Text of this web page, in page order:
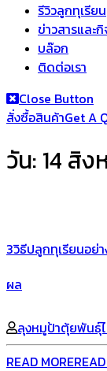
รีวิวลูกทุเรียน
ข่าวสารและ
บล๊อก
ติดต่อเรา
Close Button
สั่งซื้อสินค้าGet A
วัน: 14 สิ
3วิธีปลูกทุเรียนอย่า
ผล
ลุงหมูป้าตุ้ยพันธุ์
READ MORE